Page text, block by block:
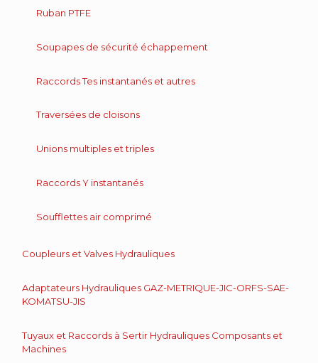
Ruban PTFE
Soupapes de sécurité échappement
Raccords Tes instantanés et autres
Traversées de cloisons
Unions multiples et triples
Raccords Y instantanés
Soufflettes air comprimé
Coupleurs et Valves Hydrauliques
Adaptateurs Hydrauliques GAZ-METRIQUE-JIC-ORFS-SAE-
KOMATSU-JIS
Tuyaux et Raccords à Sertir Hydrauliques Composants et
Machines